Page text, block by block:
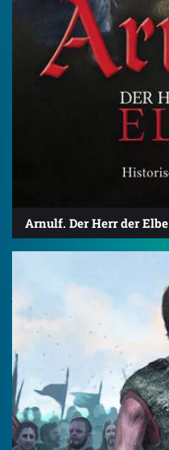
Arnulf. Der Herr der Elbe